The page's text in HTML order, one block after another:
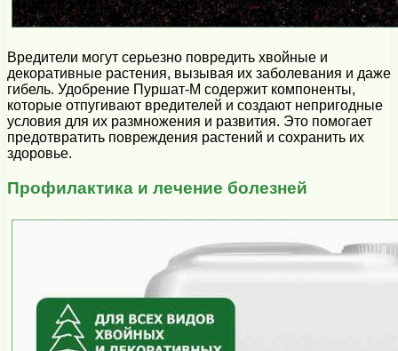
Вредители могут серьезно повредить хвойные и
декоративные растения, вызывая их заболевания и даже
гибель. Удобрение Пуршат-М содержит компоненты,
которые отпугивают вредителей и создают непригодные
условия для их размножения и развития. Это помогает
предотвратить повреждения растений и сохранить их
здоровье.
Профилактика и лечение болезней